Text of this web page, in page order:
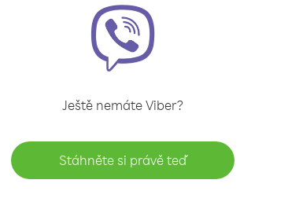
Ještě nemáte Viber?
Stáhněte si právě teď